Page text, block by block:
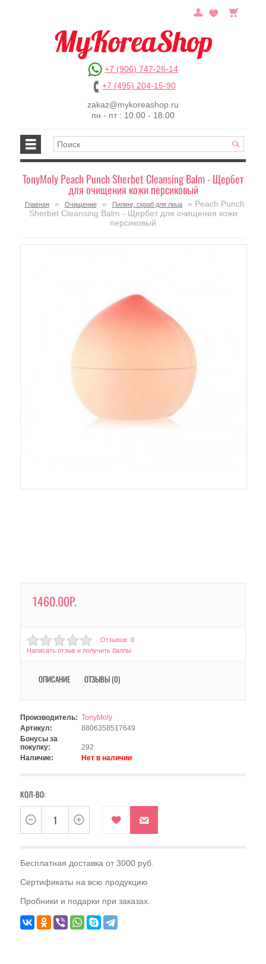
+7 (906) 747-26-14
+7 (495) 204-15-90
zakaz@mykoreashop.ru
пн - пт : 10.00 - 18.00
TonyMoly Peach Punch Sherbet Cleansing Balm - Щербет
для очищения кожи персиковый
Главная » Очищение » Пилинг, скраб для лица
» Peach Punch
Sherbet Cleansing Balm - Щербет для очищения кожи
персиковый
1460.00Р.
Отзывов: 0
Написать отзыв и получить баллы
ОПИСАНИЕ ОТЗЫВЫ (0)
Производитель: TonyMoly
Артикул:
8806358517649
Бонусы за
покупку:
292
Наличие:
Нет в наличии
КОЛ-ВО:
Бесплатная доставка от 3000 руб.
Сертификаты на всю продукцию
Пробники и подарки при заказах.